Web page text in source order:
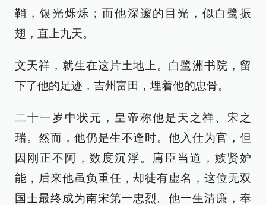
鞘，银光烁烁；而他深邃的目光，似白鹭振
翅，直上九天。
文天祥，就生在这片土地上。白鹭洲书院，留
下了他的足迹，吉州富田，埋着他的忠骨。
二十一岁中状元，皇帝称他是天之祥、宋之
瑞。然而，他仍是生不逢时。他入仕为官，但
因刚正不阿，数度沉浮。庸臣当道，嫉贤妒
能，后来他虽负重任，却徒有虚名，这位无双
国士最终成为南宋第一忠烈。他一生清廉，奉